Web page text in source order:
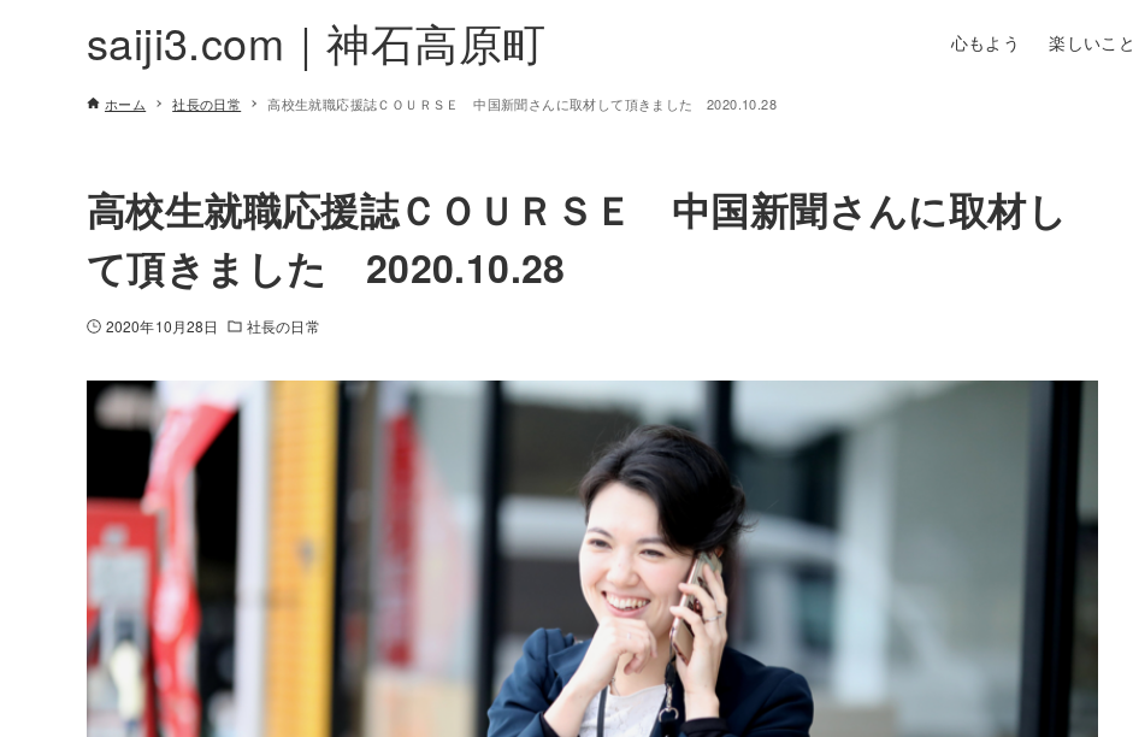
saiji3.com｜神石高原町 心もよう 楽しいこと
ホーム 社長の日常 高校生就職応援誌ＣＯＵＲＳＥ 中国新聞さんに取材して頂きました 2020.10.28
高校生就職応援誌ＣＯＵＲＳＥ 中国新聞さんに取材し
て頂きました 2020.10.28
2020年10月28日 社長の日常